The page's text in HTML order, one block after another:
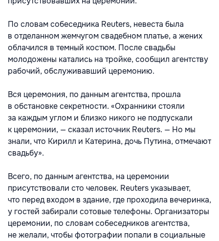
По словам собеседника Reuters, невеста была
в отделанном жемчугом свадебном платье, а жених
облачился в темный костюм. После свадьбы
молодожены катались на тройке, сообщил агентству
рабочий, обслуживавший церемонию.
Вся церемония, по данным агентства, прошла
в обстановке секретности. «Охранники стояли
за каждым углом и близко никого не подпускали
к церемонии, — сказал источник Reuters. — Но мы
знали, что Кирилл и Катерина, дочь Путина, отмечают
свадьбу».
Всего, по данным агентства, на церемонии
присутствовали сто человек. Reuters указывает,
что перед входом в здание, где проходила вечеринка,
у гостей забирали сотовые телефоны. Организаторы
церемонии, по словам собеседников агентства,
не желали, чтобы фотографии попали в социальные